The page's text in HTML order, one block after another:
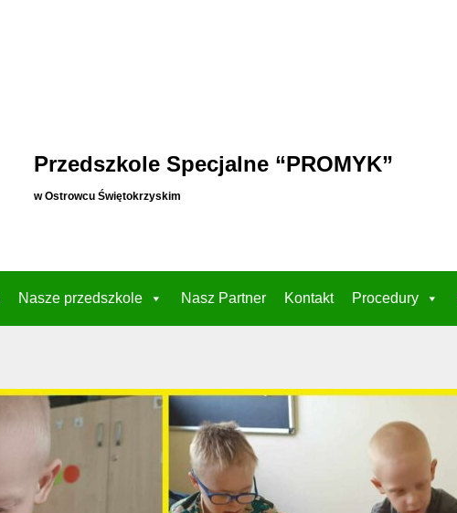
Przedszkole Specjalne “PROMYK”
w Ostrowcu Świętokrzyskim
Nasze przedszkole Nasz Partner Kontakt Procedury